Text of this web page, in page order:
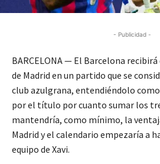
- Publicidad -
BARCELONA — El Barcelona
de Madrid en un partido que se
club azulgrana, entendiéndolo como
por el título por cuanto sumar los
mantendría, como mínimo, la
Madrid y el calendario empezaría a
equipo de Xavi.